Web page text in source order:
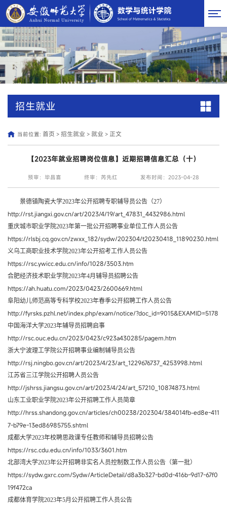
招生就业
当前位置: 首页 > 招生就业 > 就业 > 正文
【2023年就业招聘岗位信息】近期招聘信息汇总（十）
预审：毕昌喜 终审：芮先红 发布时间：2023-04-28
景德镇陶瓷大学2023年公开招聘专职辅导员公告（27）
http://rst.jiangxi.gov.cn/art/2023/4/19/art_47831_4432986.html
重庆城市职业学院2023年第一批公开招聘事业单位工作人员公告
https://rlsbj.cq.gov.cn/zwxx_182/sydw/202304/t20230418_11890230.html
义乌工商职业技术学院2023年公开招考工作人员公告
https://rsc.ywicc.edu.cn/info/1028/3503.htm
合肥经济技术职业学院2023年4月辅导员招聘公告
https://ah.huatu.com/2023/0423/2600669.html
阜阳幼儿师范高等专科学校2023年春季公开招聘工作人员公告
http://fyrsks.pzhl.net/index.php/exam/notice/?doc_id=9015&EXAMID=5178
中国海洋大学2023年辅导员招聘启事
http://rsc.ouc.edu.cn/2023/0423/c923a430285/pagem.htm
浙大宁波理工学院公开招聘事业编制辅导员公告
http://rsj.ningbo.gov.cn/art/2023/4/23/art_1229676737_4253998.html
江苏省三江学院公开招聘人员公告
http://jshrss.jiangsu.gov.cn/art/2023/4/24/art_57210_10874873.html
山东工业职业学院2023年公开招聘工作人员简章
http://hrss.shandong.gov.cn/articles/ch00238/202304/384014fb-ed8e-411
7-b79e-13ed86985755.shtml
成都大学2023年校聘思政课专任教师和辅导员招聘公告
https://rsc.cdu.edu.cn/info/1033/3601.htm
北部湾大学2023年公开招聘非实名人员控制数工作人员公告（第一批）
https://sydw.gxrc.com/Sydw/ArticleDetail/d8a3b327-bd0d-416b-9d17-67f0
19f472ca
成都体育学院2023年5月公开招聘工作人员公告